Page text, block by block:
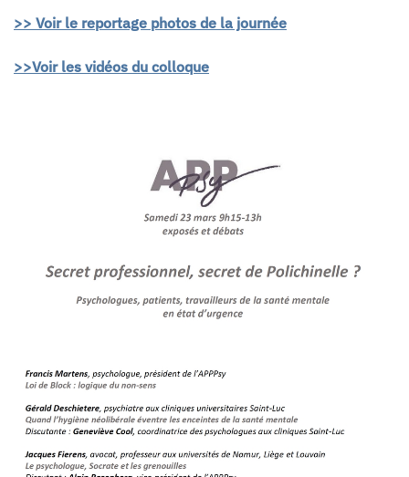
>> Voir le reportage photos de la journée
>>Voir les vidéos du colloque